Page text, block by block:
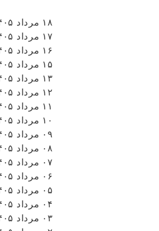
۱۸ مرداد ۱۴۰۵
۱۷ مرداد ۱۴۰۵
۱۶ مرداد ۱۴۰۵
۱۵ مرداد ۱۴۰۵
۱۳ مرداد ۱۴۰۵
۱۲ مرداد ۱۴۰۵
۱۱ مرداد ۱۴۰۵
۱۰ مرداد ۱۴۰۵
۰۹ مرداد ۱۴۰۵
۰۸ مرداد ۱۴۰۵
۰۷ مرداد ۱۴۰۵
۰۶ مرداد ۱۴۰۵
۰۵ مرداد ۱۴۰۵
۰۴ مرداد ۱۴۰۵
۰۳ مرداد ۱۴۰۵